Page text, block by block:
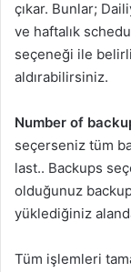
çıkar. Bunlar;
ve haftalık
seçeneği ile
aldırabilirsiniz.
Number of
seçerseniz tüm
last.. Backups
olduğunuz
yüklediğiniz
Tüm işlemleri